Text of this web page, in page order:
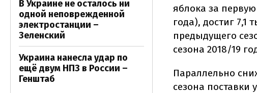
яблока за
года), достиг
предыдущего
сезона 2018/19
Параллельно
сезона поставки
В Украине не осталось ни
одной неповрежденной
электростанции –
Зеленский
Украина нанесла удар по
ещё двум НПЗ в России –
Генштаб